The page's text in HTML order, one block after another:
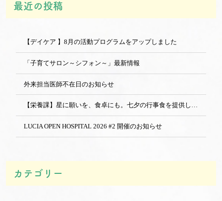
最近の投稿
【デイケア 】8月の活動プログラムをアップしました
「子育てサロン～シフォン～」最新情報
外来担当医師不在日のお知らせ
【栄養課】星に願いを、食卓にも。七夕の行事食を提供しました
LUCIA OPEN HOSPITAL 2026 #2 開催のお知らせ
カテゴリー